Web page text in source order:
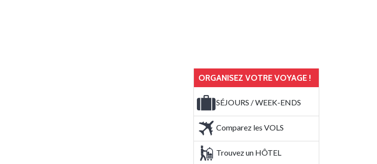
ORGANISEZ VOTRE VOYAGE !
SÉJOURS / WEEK-ENDS
Comparez les VOLS
Trouvez un HÔTEL